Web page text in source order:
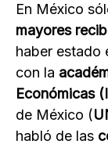
En México
mayores
haber estado
con la
Económicas
de México (
habló de las